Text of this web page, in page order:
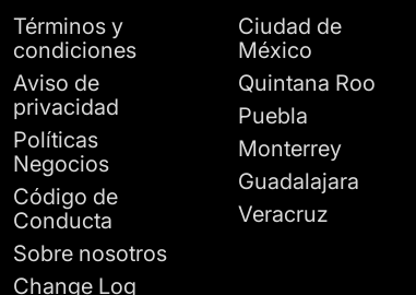
Términos y
condiciones
Aviso de
privacidad
Políticas
Negocios
Código de
Conducta
Sobre nosotros
Change Log
Ciudad de
México
Quintana Roo
Puebla
Monterrey
Guadalajara
Veracruz